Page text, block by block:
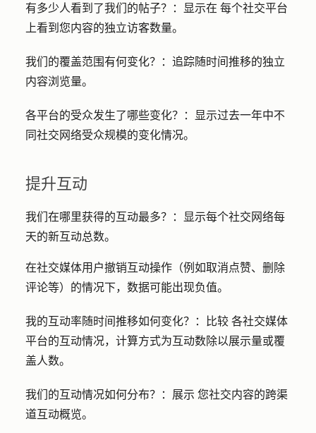
有多少人看到了我们的帖子？：显示在 每个社交平台
上看到您内容的独立访客数量。
我们的覆盖范围有何变化？： 追踪随时间推移的独立
内容浏览量。
各平台的受众发生了哪些变化？：
显示过去一年中不
同社交网络受众规模的变化情况。
提升互动
我们在哪里获得的互动最多？：
显示每个社交网络每
天的新互动总数。
在社交媒体用户撤销互动操作（例如取消点赞、删除
评论等）的情况下，数据可能出现负值。
我的互动率随时间推移如何变化？：比较 各社交媒体
平台的互动情况，计算方式为互动数除以展示量或覆
盖人数。
我们的互动情况如何分布？：展示 您社交内容的跨渠
道互动概览。